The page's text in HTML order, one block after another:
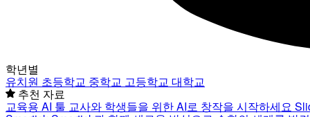
학년별
유치원 초등학교 중학교 고등학교 대학교
추천 자료
교육용 AI 툴 교사와 학생들을 위한 AI로 창작을 시작하세요